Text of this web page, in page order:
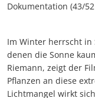
Dokumentation (43/52
Im Winter herrscht in
denen die Sonne
Riemann, zeigt der
Pflanzen an diese
Lichtmangel wirkt